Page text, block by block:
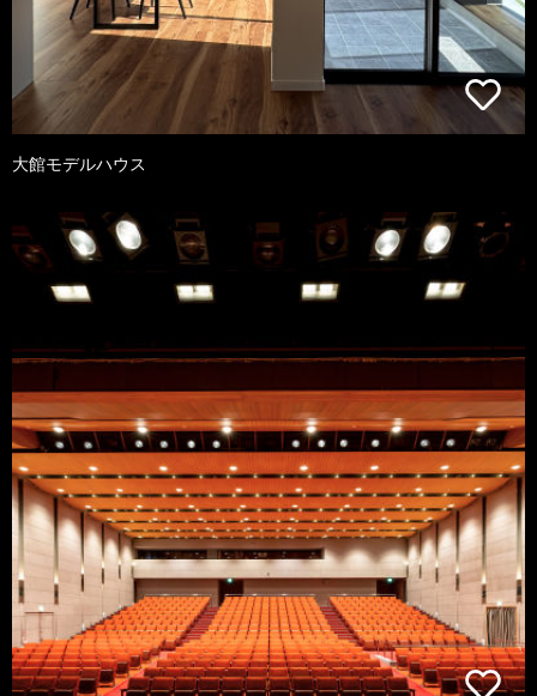
大館モデルハウス